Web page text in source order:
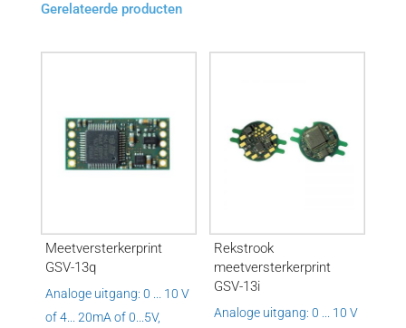
Gerelateerde producten
Meetversterkerprint
GSV-13q
Analoge uitgang: 0 ... 10 V
of 4... 20mA of 0...5V,
Rekstrook
meetversterkerprint
GSV-13i
Analoge uitgang: 0 ... 10 V